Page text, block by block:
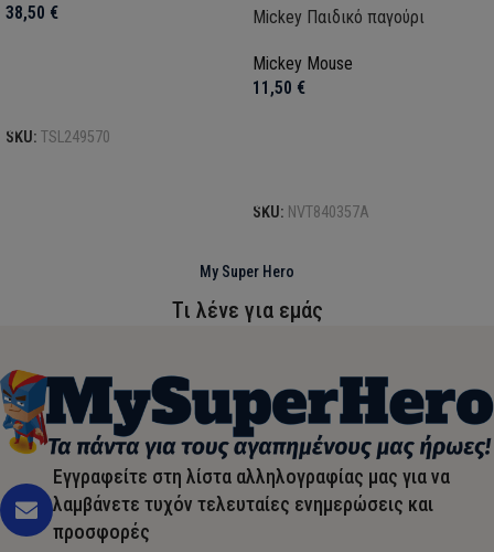
38,50 €
SKU: TSL249570
Mickey Παιδικό παγούρι
Mickey Mouse
11,50 €
SKU: NVT840357A
My Super Hero
Τι λένε για εμάς
Εγγραφείτε στη λίστα αλληλογραφίας μας για να
λαμβάνετε τυχόν τελευταίες ενημερώσεις και
προσφορές